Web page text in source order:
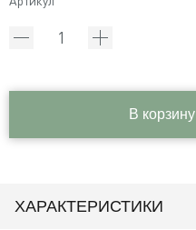
В корзину
ХАРАКТЕРИСТИКИ